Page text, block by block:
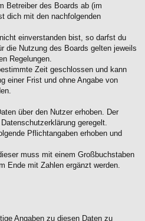
Betreiber des Boards ab (im
dich mit den nachfolgenden
einverstanden bist, so darfst du
die Nutzung des Boards gelten jeweils
Regelungen.
Zeit geschlossen und kann
einer Frist und ohne Angabe von
über den Nutzer erhoben. Der
geregelt.
Pflichtangaben erhoben und
muss mit einem Großbuchstaben
Ende mit Zahlen ergänzt werden.
Angaben zu diesen Daten zu